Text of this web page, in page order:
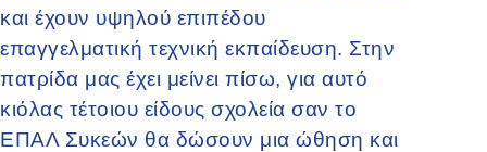
και έχουν υψηλού επιπέδου
επαγγελματική τεχνική εκπαίδευση. Στην
πατρίδα μας έχει μείνει πίσω, για αυτό
κιόλας τέτοιου είδους σχολεία σαν το
ΕΠΑΛ Συκεών θα δώσουν μια ώθηση και